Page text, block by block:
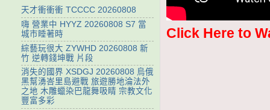
Click Here to
天才衝衝衝 TCCCC 20260808
嗨 營業中 HYYZ 20260808 S7 當
城市睡著時
綜藝玩很大 ZYWHD 20260808 新
竹 逆轉錢坤戰 片段
消失的國界 XSDGJ 20260808 烏俄
黑幫湧峇里島避戰 旅遊勝地淪法外
之地 木雕蠟染巴龍舞吸睛 宗教文化
豐富多彩